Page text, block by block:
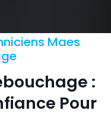
Maes
:
Pour